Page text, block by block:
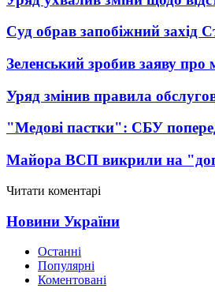
Суд обрав запобіжний захід
Зеленський зробив заяву про
Уряд змінив правила
"Медові пастки": СБУ
Майора ВСП викрили на
Читати коментарі
Новини України
Останні
Популярні
Коментовані